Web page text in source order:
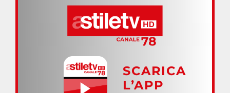
SCARICA
L’APP